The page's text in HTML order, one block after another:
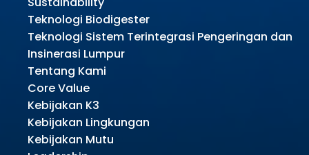
Teknologi Biodigester
Teknologi Sistem Terintegrasi Pengeringan dan
Insinerasi Lumpur
Tentang Kami
Core Value
Kebijakan K3
Kebijakan Lingkungan
Kebijakan Mutu